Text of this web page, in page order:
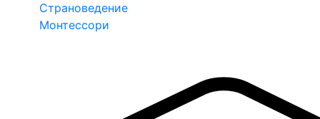
Страноведение
Монтессори